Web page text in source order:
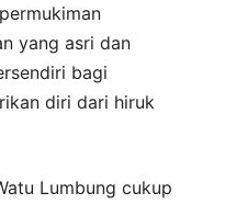
yang asri dan
bagi
diri dari hiruk
Lumbung cukup